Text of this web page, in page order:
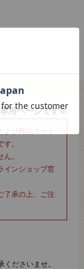
用ページです※
よび商品コード
。
。
インショップ窓
了承の上、ご注
ださいませ。